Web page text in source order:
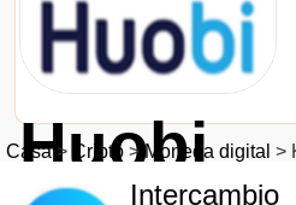
Huobi
Casa> Cripto > Moneda digital >
Intercambio